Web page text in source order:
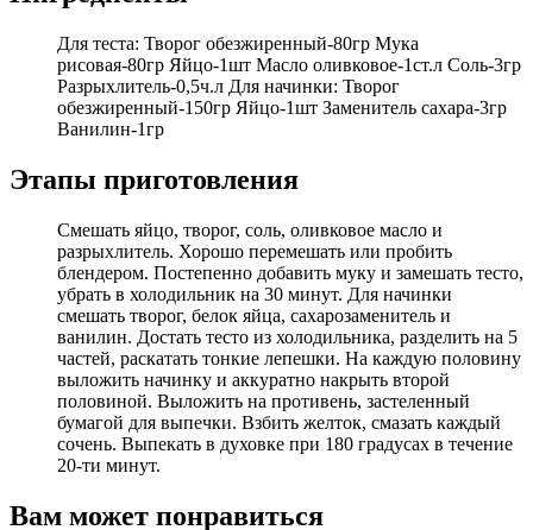
Для теста: Творог обезжиренный-80гр Мука
рисовая-80гр Яйцо-1шт Масло оливковое-1ст.л Соль-3гр
Разрыхлитель-0,5ч.л Для начинки: Творог
обезжиренный-150гр Яйцо-1шт Заменитель сахара-3гр
Ванилин-1гр
Этапы приготовления
Смешать яйцо, творог, соль, оливковое масло и
разрыхлитель. Хорошо перемешать или пробить
блендером. Постепенно добавить муку и замешать тесто,
убрать в холодильник на 30 минут. Для начинки
смешать творог, белок яйца, сахарозаменитель и
ванилин. Достать тесто из холодильника, разделить на 5
частей, раскатать тонкие лепешки. На каждую половину
выложить начинку и аккуратно накрыть второй
половиной. Выложить на противень, застеленный
бумагой для выпечки. Взбить желток, смазать каждый
сочень. Выпекать в духовке при 180 градусах в течение
20-ти минут.
Вам может понравиться